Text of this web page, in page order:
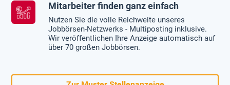
Mitarbeiter finden ganz einfach
Nutzen Sie die volle Reichweite unseres
Jobbörsen-Netzwerks - Multiposting inklusive.
Wir veröffentlichen Ihre Anzeige automatisch auf
über 70 großen Jobbörsen.